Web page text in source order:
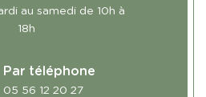
au samedi de 10h à
18h
Par téléphone
05 56 12 20 27